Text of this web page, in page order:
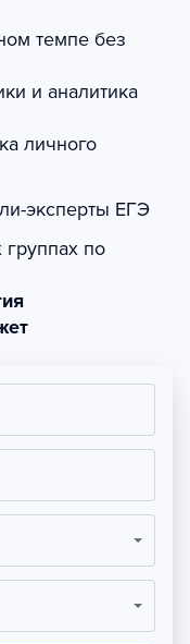
темпе без
и аналитика
личного
эксперты ЕГЭ
по